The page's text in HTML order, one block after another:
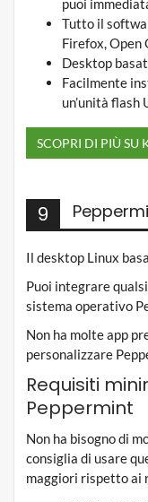
puoi
Tutto il
Firefox, Open
Desktop
Facilmente
un’unità flash
SCOPRI DI PIÙ SU
9
Il desktop Linux
Puoi integrare
sistema operativo
Non ha molte app
personalizzare
Requisiti
Peppermint
Non ha bisogno di
consiglia di usare
maggiori rispetto ai